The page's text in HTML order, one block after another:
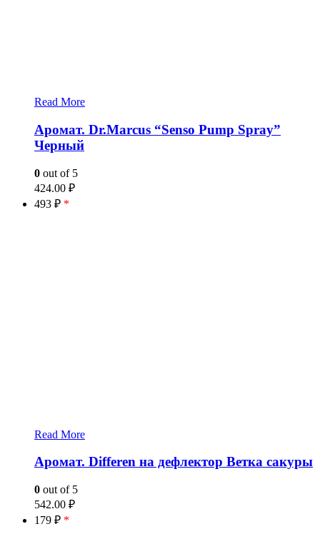
Read More
Аромат. Dr.Marcus “Senso Pump Spray”
Черный
0 out of 5
424.00 ₽
493 ₽ *
Read More
Аромат. Differen на дефлектор Ветка сакуры
0 out of 5
542.00 ₽
179 ₽ *